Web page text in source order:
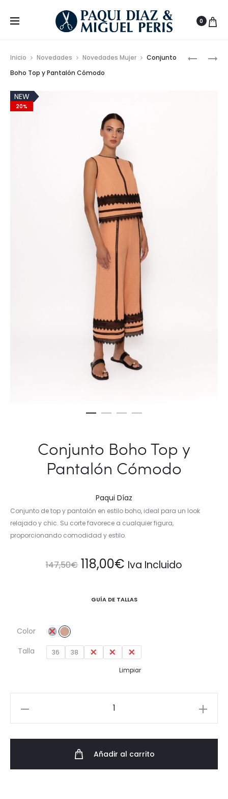
0
VESTIDO
Inicio Novedades Novedades Mujer
Conjunto
Boho Top y Pantalón Cómodo
20%
NEW
Conjunto Boho Top y
Pantalón Cómodo
Paqui Díaz
Conjunto de top y pantalón en estilo boho, ideal para un look
relajado y chic. Su corte favorece a cualquier figura,
proporcionando comodidad y estilo.
147,50€ El
147,50€.
118,00€ El
118,00€.
Iva Incluido
GUÍA DE TALLAS
Color
Talla
36 38 40 42 44
Limpiar
Añadir al carrito